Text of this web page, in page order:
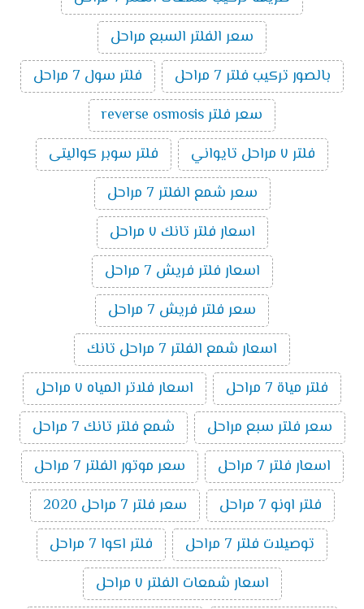
سعر الفلتر السبع مراحل
بالصور تركيب فلتر 7 مراحل
فلتر سول 7 مراحل
سعر فلتر reverse osmosis
فلتر ٧ مراحل تايواني
فلتر سوبر كواليتى
سعر شمع الفلتر 7 مراحل
اسعار فلتر تانك ٧ مراحل
اسعار فلتر فريش 7 مراحل
سعر فلتر فريش 7 مراحل
اسعار شمع الفلتر 7 مراحل تانك
فلتر مياة 7 مراحل
اسعار فلاتر المياه ٧ مراحل
سعر فلتر سبع مراحل
شمع فلتر تانك 7 مراحل
اسعار فلتر 7 مراحل
سعر موتور الفلتر 7 مراحل
فلتر اونو 7 مراحل
سعر فلتر 7 مراحل 2020
توصيلات فلتر 7 مراحل
فلتر اكوا 7 مراحل
اسعار شمعات الفلتر ٧ مراحل